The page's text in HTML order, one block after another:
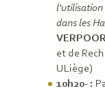
l'utilisation
dans les
et de
ULiège)
10h20- :